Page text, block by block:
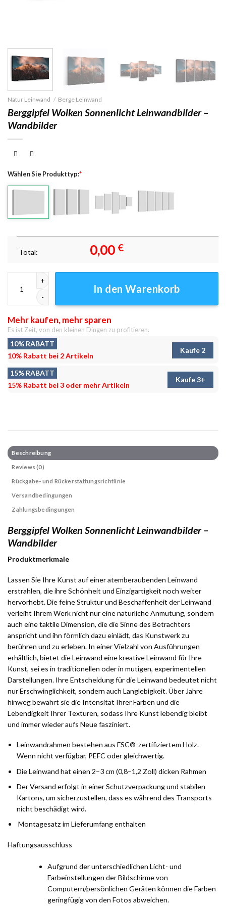
Natur Leinwand / Berge Leinwand
Berggipfel Wolken Sonnenlicht Leinwandbilder –
Wandbilder
Wählen Sie Produkttyp:*
Total: 0,00 €
In den Warenkorb
Mehr kaufen, mehr sparen
Es ist Zeit, von den kleinen Dingen zu profitieren.
10% RABATT
10% Rabatt bei 2 Artikeln
Kaufe 2
15% RABATT
15% Rabatt bei 3 oder mehr Artikeln
Kaufe 3+
Beschreibung
Reviews (0)
Rückgabe- und Rückerstattungsrichtlinie
Versandbedingungen
Zahlungsbedingungen
Berggipfel Wolken Sonnenlicht Leinwandbilder –
Wandbilder
Produktmerkmale
Lassen Sie Ihre Kunst auf einer atemberaubenden Leinwand
erstrahlen, die ihre Schönheit und Einzigartigkeit noch weiter
hervorhebt. Die feine Struktur und Beschaffenheit der Leinwand
verleiht Ihrem Werk nicht nur eine natürliche Anmutung, sondern
auch eine taktile Dimension, die die Sinne des Betrachters
anspricht und ihn förmlich dazu einlädt, das Kunstwerk zu
berühren und zu erleben. In einer Vielzahl von Ausführungen
erhältlich, bietet die Leinwand eine kreative Leinwand für Ihre
Kunst, sei es in traditionellen oder in mutigen, experimentellen
Darstellungen. Ihre Entscheidung für die Leinwand bedeutet nicht
nur Erschwinglichkeit, sondern auch Langlebigkeit. Über Jahre
hinweg bewahrt sie die Intensität Ihrer Farben und die
Lebendigkeit Ihrer Texturen, sodass Ihre Kunst lebendig bleibt
und immer wieder aufs Neue fasziniert.
Leinwandrahmen bestehen aus FSC®-zertifiziertem Holz.
Wenn nicht verfügbar, PEFC oder gleichwertig.
Die Leinwand hat einen 2–3 cm (0,8–1,2 Zoll) dicken Rahmen
Der Versand erfolgt in einer Schutzverpackung und stabilen
Kartons, um sicherzustellen, dass es während des Transports
nicht beschädigt wird.
Montagesatz im Lieferumfang enthalten
Haftungsausschluss
Aufgrund der unterschiedlichen Licht- und
Farbeinstellungen der Bildschirme von
Computern/persönlichen Geräten können die Farben
geringfügig von den Fotos abweichen.